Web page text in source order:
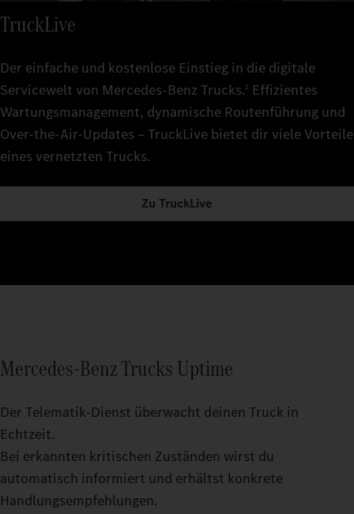
TruckLive
Der einfache und kostenlose Einstieg in die digitale
Servicewelt von Mercedes‑Benz Trucks.2 Effizientes
Wartungsmanagement, dynamische Routenführung und
Over-the-Air-Updates – TruckLive bietet dir viele Vorteile
eines vernetzten Trucks.
Zu TruckLive
Mercedes‑Benz Trucks Uptime
Der Telematik-Dienst überwacht deinen Truck in
Echtzeit.
Bei erkannten kritischen Zuständen wirst du
automatisch informiert und erhältst konkrete
Handlungsempfehlungen.